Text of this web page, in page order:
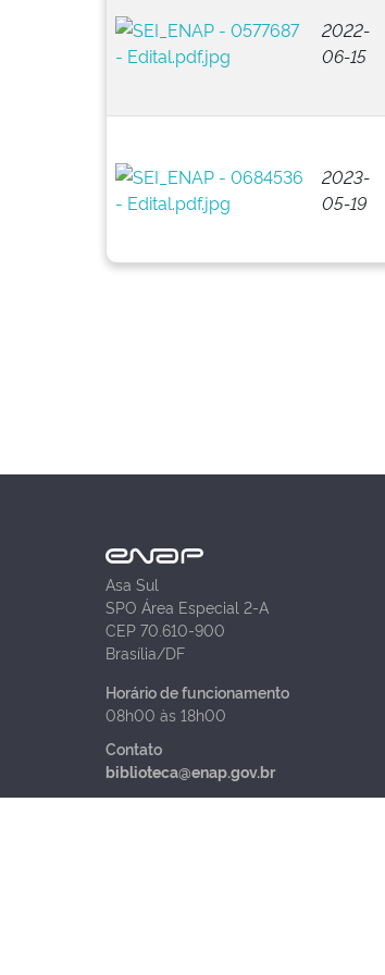
2022-
06-15
2023-
05-19
Asa Sul
SPO Área Especial 2-A
CEP 70.610-900
Brasília/DF
Horário de funcionamento
08h00 às 18h00
Contato
biblioteca@enap.gov.br